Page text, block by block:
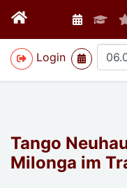
Login
>
Tango
Milonga im